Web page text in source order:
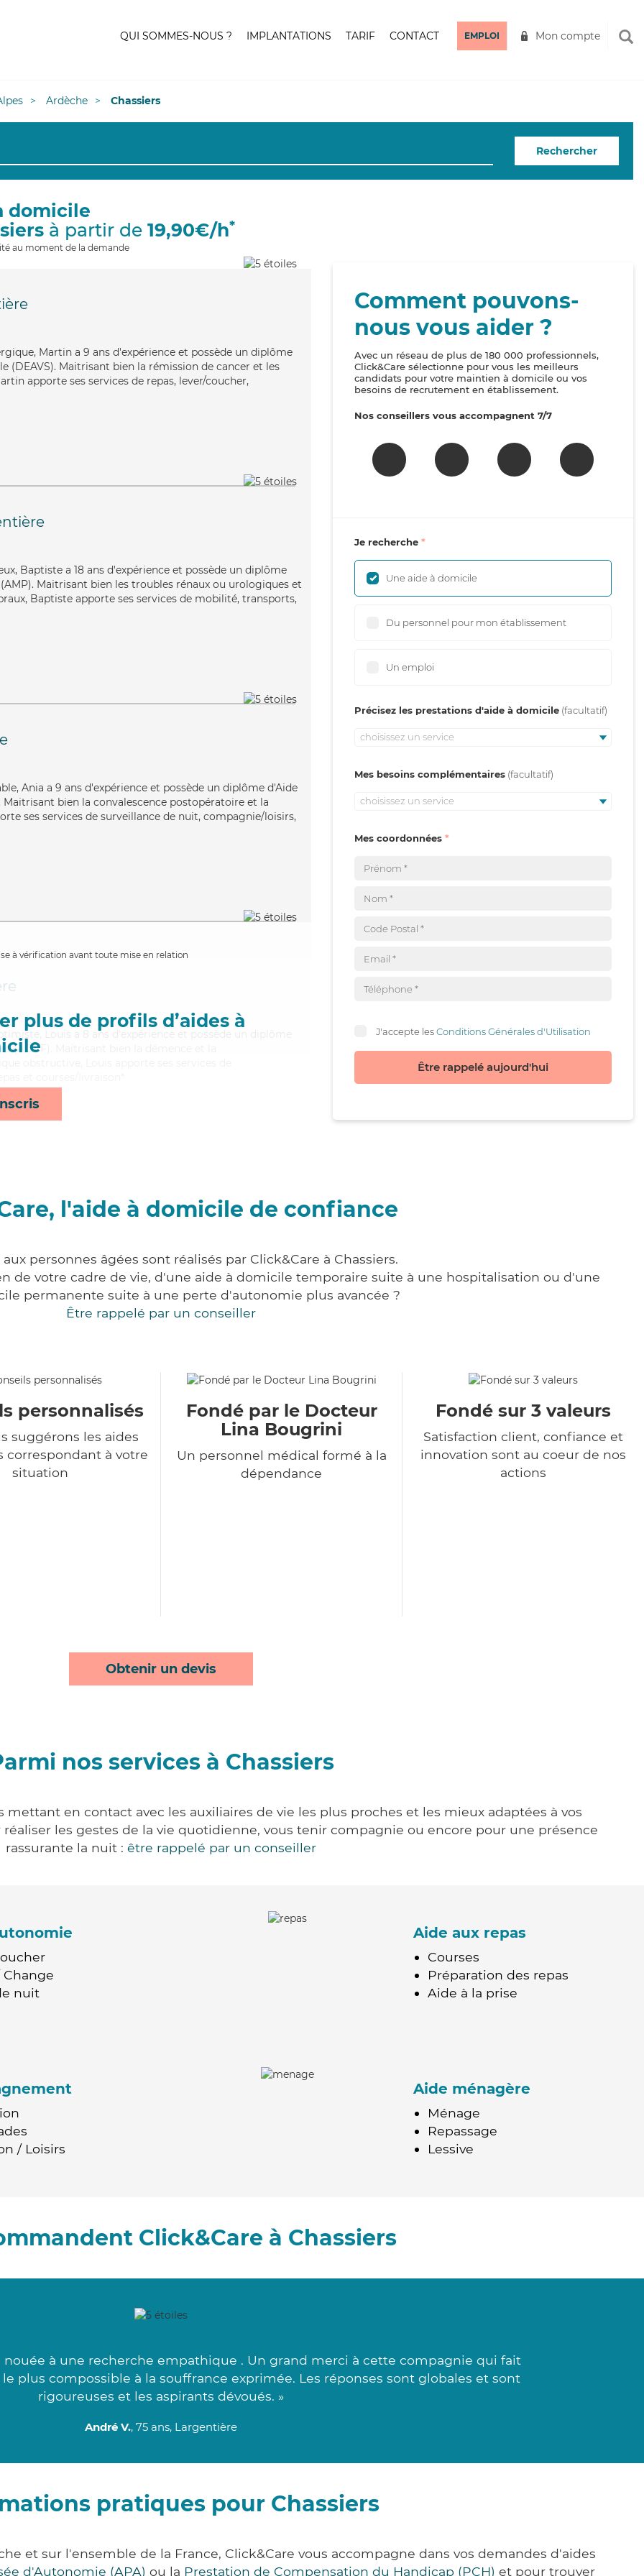
QUI SOMMES-NOUS ? IMPLANTATIONS TARIF CONTACT EMPLOI Mon compte
Ardèche Chassiers
Rechercher
domicile
à partir de 19,90€/h*
au moment de la demande
Martin a 9 ans d'expérience et possède un diplôme
(DEAVS). Maitrisant bien la rémission de cancer et les
apporte ses services de repas, lever/coucher,
Baptiste a 18 ans d'expérience et possède un diplôme
Maitrisant bien les troubles rénaux ou urologiques et
Baptiste apporte ses services de mobilité, transports,
Ania a 9 ans d'expérience et possède un diplôme d'Aide
bien la convalescence postopératoire et la
ses services de surveillance de nuit, compagnie/loisirs,
à vérification avant toute mise en relation
plus de profils d’aides à
Louis a 8 ans d'expérience et possède un diplôme
(ADVF). Maitrisant bien la démence et la
Comment pouvons-
nous vous aider ?
Avec un réseau de plus de 180 000 professionnels,
Click&Care sélectionne pour vous les meilleurs
candidats pour votre maintien à domicile ou vos
besoins de recrutement en établissement.
Nos conseillers vous accompagnent 7/7
Je recherche
Une aide à domicile
Du personnel pour mon établissement
Un emploi
Précisez les prestations d'aide à domicile
choisissez un service
Mes besoins complémentaires
choisissez un service
Mes coordonnées
J'accepte lesConditions Générales d'Utilisation
Être rappelé aujourd'hui
l'aide à domicile de confiance
aux personnes âgées sont réalisés par Click&Care à Chassiers.
de votre cadre de vie, d'une aide à domicile temporaire suite à une hospitalisation ou d'une
permanente suite à une perte d'autonomie plus avancée ?
Être rappelé par un conseiller
personnalisés
suggérons les aides
correspondant à votre
situation
Fondé par le Docteur
Lina Bougrini
Un personnel médical formé à la
dépendance
Fondé sur 3 valeurs
Satisfaction client, confiance et
innovation sont au coeur de nos
actions
Obtenir un devis
nos services à Chassiers
mettant en contact avec les auxiliaires de vie les plus proches et les mieux adaptées à vos
les gestes de la vie quotidienne, vous tenir compagnie ou encore pour une présence
rassurante la nuit : être rappelé par un conseiller
nuit
Aide aux repas
Courses
Préparation des repas
Aide à la prise
/ Loisirs
Aide ménagère
Ménage
Repassage
Lessive
Click&Care à Chassiers
à une recherche empathique . Un grand merci à cette compagnie qui fait
plus compossible à la souffrance exprimée. Les réponses sont globales et sont
rigoureuses et les aspirants dévoués. »
André V., 75 ans, Largentière
pratiques pour Chassiers
et sur l'ensemble de la France, Click&Care vous accompagne dans vos demandes d'aides
d'Autonomie (APA) ou la Prestation de Compensation du Handicap (PCH) et pour trouver